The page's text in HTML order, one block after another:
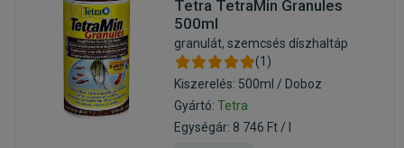
Tetra TetraMin Granules
500ml
granulát, szemcsés díszhaltáp
(1)
Kiszerelés: 500ml / Doboz
Gyártó: Tetra
Egységár: 8 746 Ft / l